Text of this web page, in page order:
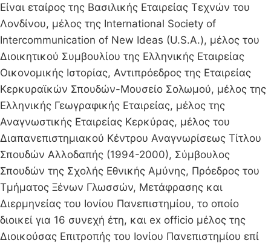
Είναι εταίρος της Βασιλικής Εταιρείας Τεχνών του
Λονδίνου, μέλος της International Society of
Intercommunication of New Ideas (U.S.A.), μέλος του
Διοικητικού Συμβουλίου της Ελληνικής Εταιρείας
Οικονομικής Ιστορίας, Αντιπρόεδρος της Εταιρείας
Κερκυραϊκών Σπουδών-Μουσείο Σολωμού, μέλος της
Ελληνικής Γεωγραφικής Εταιρείας, μέλος της
Αναγνωστικής Εταιρείας Κερκύρας, μέλος του
Διαπανεπιστημιακού Κέντρου Αναγνωρίσεως Τίτλου
Σπουδών Αλλοδαπής (1994-2000), Σύμβουλος
Σπουδών της Σχολής Εθνικής Αμύνης, Πρόεδρος του
Τμήματος Ξένων Γλωσσών, Μετάφρασης και
Διερμηνείας του Ιονίου Πανεπιστημίου, το οποίο
διοικεί για 16 συνεχή έτη, και ex officio μέλος της
Διοικούσας Επιτροπής του Ιονίου Πανεπιστημίου επί